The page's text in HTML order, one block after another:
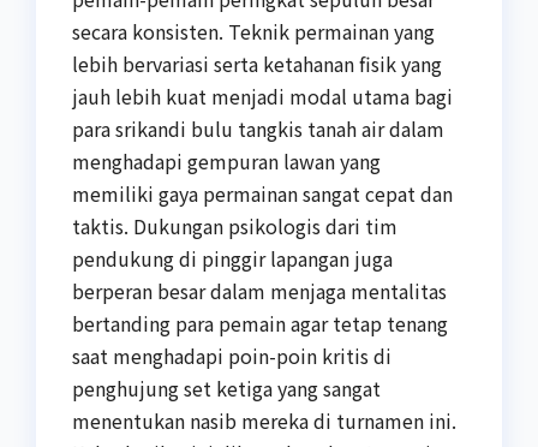
secara konsisten. Teknik permainan yang
lebih bervariasi serta ketahanan fisik yang
jauh lebih kuat menjadi modal utama bagi
para srikandi bulu tangkis tanah air dalam
menghadapi gempuran lawan yang
memiliki gaya permainan sangat cepat dan
taktis. Dukungan psikologis dari tim
pendukung di pinggir lapangan juga
berperan besar dalam menjaga mentalitas
bertanding para pemain agar tetap tenang
saat menghadapi poin-poin kritis di
penghujung set ketiga yang sangat
menentukan nasib mereka di turnamen ini.